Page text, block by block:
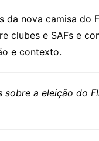
da nova camisa
clubes e SAFs e
e contexto.
sobre a eleição do